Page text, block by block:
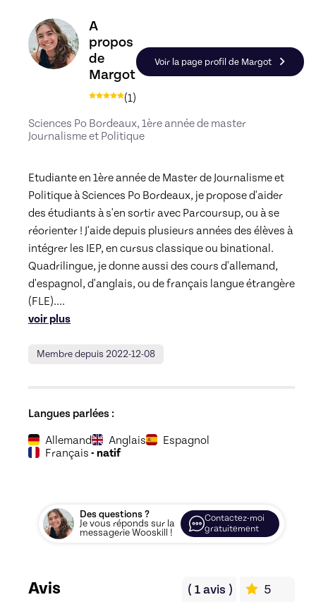
Découvrez le profil de Margot, Skiller en
A
propos
de
Margot
(1)
Voir la page profil de Margot
Sciences Po Bordeaux, 1ère année de master
Journalisme et Politique
Etudiante en 1ère année de Master de Journalisme et
Politique à Sciences Po Bordeaux, je propose d'aider
des étudiants à s'en sortir avec Parcoursup, ou à se
réorienter ! J'aide depuis plusieurs années des élèves à
intégrer les IEP, en cursus classique ou binational.
Quadrilingue, je donne aussi des cours d'allemand,
d'espagnol, d'anglais, ou de français langue étrangère
(FLE)....
voir plus
Membre depuis 2022-12-08
Langues parlées :
Allemand Anglais
Espagnol
Français - natif
Des questions ?
Je vous réponds sur la
messagerie Wooskill !
Contactez-moi
gratuitement
Avis ( 1avis ) 5